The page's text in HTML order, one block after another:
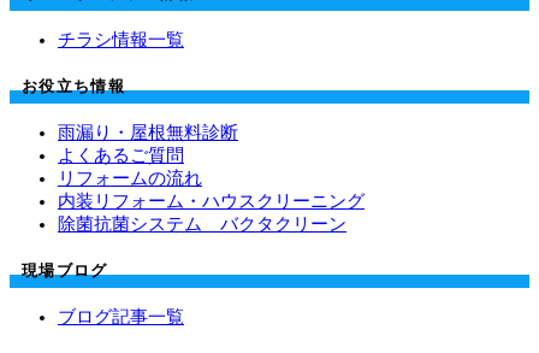
チラシ情報一覧
お役立ち情報
雨漏り・屋根無料診断
よくあるご質問
リフォームの流れ
内装リフォーム・ハウスクリーニング
除菌抗菌システム バクタクリーン
現場ブログ
ブログ記事一覧